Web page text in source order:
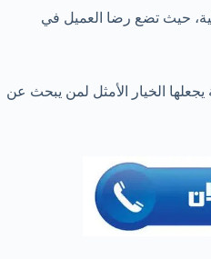
حيث تضع رضا العميل في
يجعلها الخيار الأمثل لمن يبحث عن